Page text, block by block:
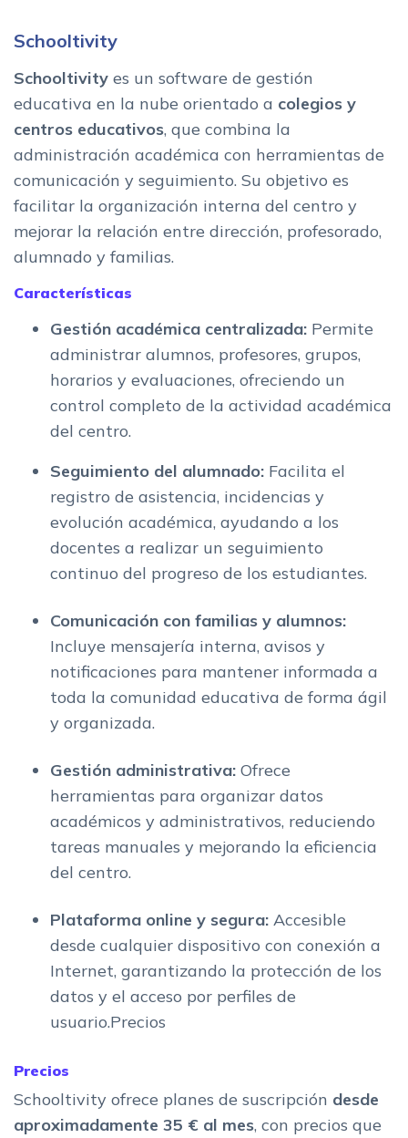
Schooltivity
Schooltivity es un software de gestión
educativa en la nube orientado a colegios y
centros educativos, que combina la
administración académica con herramientas de
comunicación y seguimiento. Su objetivo es
facilitar la organización interna del centro y
mejorar la relación entre dirección, profesorado,
alumnado y familias.
Características
Gestión académica centralizada: Permite
administrar alumnos, profesores, grupos,
horarios y evaluaciones, ofreciendo un
control completo de la actividad académica
del centro.
Seguimiento del alumnado: Facilita el
registro de asistencia, incidencias y
evolución académica, ayudando a los
docentes a realizar un seguimiento
continuo del progreso de los estudiantes.
Comunicación con familias y alumnos:
Incluye mensajería interna, avisos y
notificaciones para mantener informada a
toda la comunidad educativa de forma ágil
y organizada.
Gestión administrativa: Ofrece
herramientas para organizar datos
académicos y administrativos, reduciendo
tareas manuales y mejorando la eficiencia
del centro.
Plataforma online y segura: Accesible
desde cualquier dispositivo con conexión a
Internet, garantizando la protección de los
datos y el acceso por perfiles de
usuario.Precios
Precios
Schooltivity ofrece planes de suscripción desde
aproximadamente 35 € al mes, con precios que